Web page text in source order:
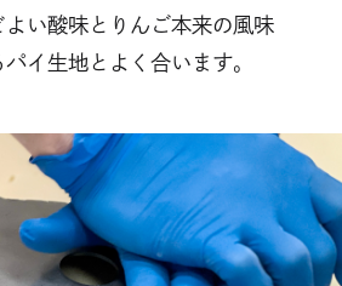
い酸味とりんご本来の⾵味
イ⽣地とよく合います。